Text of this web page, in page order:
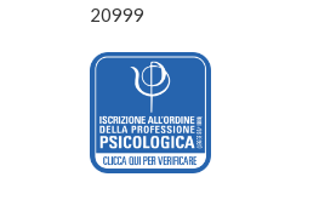
20999